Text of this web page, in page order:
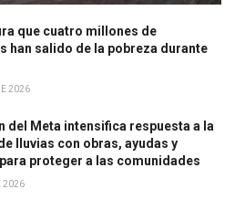
que cuatro millones de
han salido de la pobreza durante
2026
del Meta intensifica respuesta a la
lluvias con obras, ayudas y
proteger a las comunidades
2026